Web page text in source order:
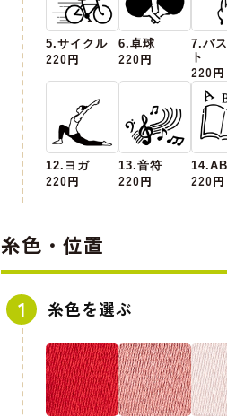
5.サイクル
220円
6.卓球
220円
7.バ
ト
220円
12.ヨガ
220円
13.音符
220円 220円
糸色・位置
糸色を選ぶ